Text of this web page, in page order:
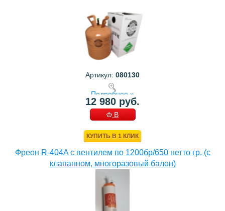
Артикул: 080130
Подробнее »
12 980 руб.
В
КУПИТЬ В 1 КЛИК
Фреон R-404A с вентилем по 1200бр/650 нетто гр. (с
клапанном, многоразовый балон)